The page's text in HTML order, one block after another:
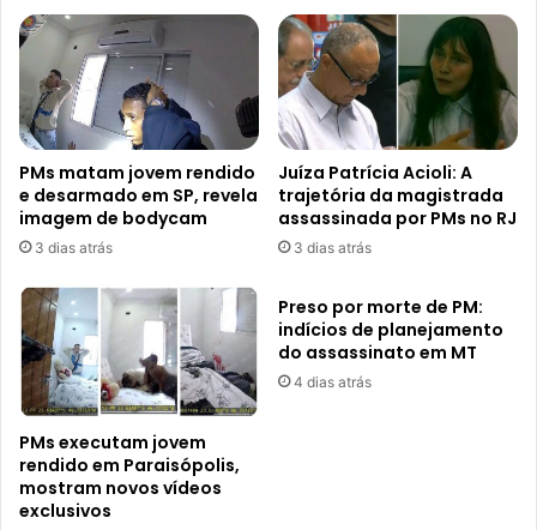
PMs matam jovem rendido
e desarmado em SP, revela
imagem de bodycam
3 dias atrás
Juíza Patrícia Acioli: A
trajetória da magistrada
assassinada por PMs no RJ
3 dias atrás
PMs executam jovem
rendido em Paraisópolis,
mostram novos vídeos
exclusivos
Preso por morte de PM:
indícios de planejamento
do assassinato em MT
4 dias atrás